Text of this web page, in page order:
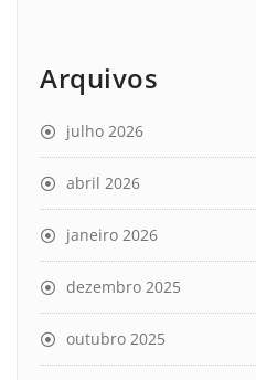
Arquivos
julho 2026
abril 2026
janeiro 2026
dezembro 2025
outubro 2025